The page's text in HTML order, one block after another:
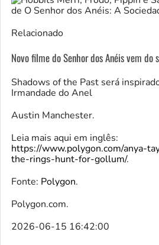
Relacionado
Novo filme do Senhor dos Anéis vem do
Shadows of the Past será
Irmandade do Anel
Austin Manchester.
Leia mais aqui em inglês:
https://www.polygon.com/anya-
the-rings-hunt-for-gollum/.
Fonte: Polygon.
Polygon.com.
2026-06-15 16:42:00